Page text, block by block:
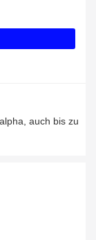
auch bis zu